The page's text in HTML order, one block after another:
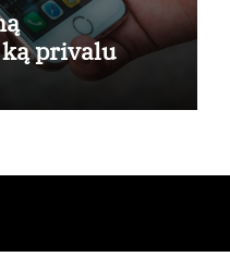
privalu